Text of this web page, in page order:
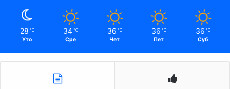
28 ℃
Уто
34 ℃
Сре
36 ℃
Чет
36 ℃
Пет
36 ℃
Суб